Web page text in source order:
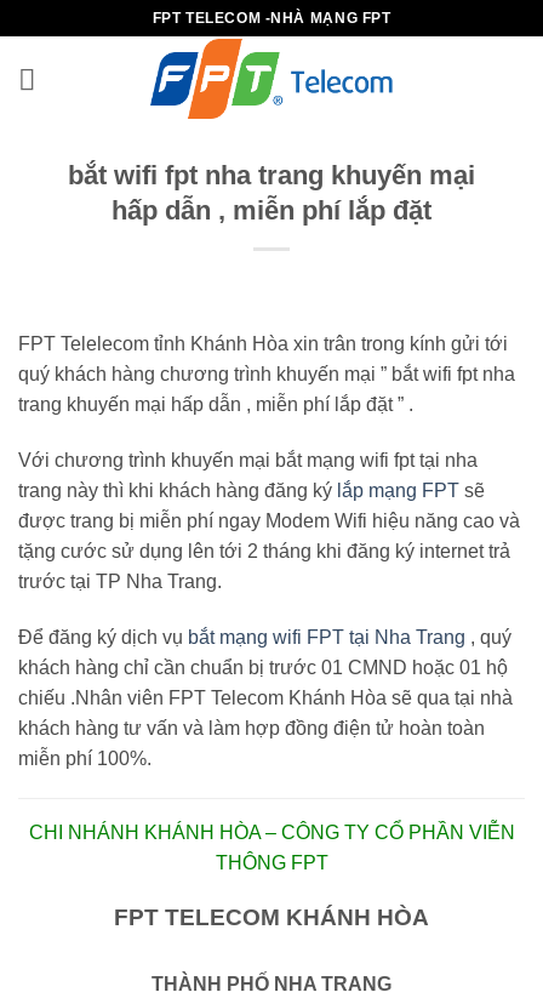
nội
FPT TELECOM -NHÀ MẠNG FPT
bắt wifi fpt nha trang khuyến mại
hấp dẫn , miễn phí lắp đặt
FPT Telelecom tỉnh Khánh Hòa xin trân trong kính gửi tới
quý khách hàng chương trình khuyến mại ” bắt wifi fpt nha
trang khuyến mại hấp dẫn , miễn phí lắp đặt ” .
Với chương trình khuyến mại bắt mạng wifi fpt tại nha
trang này thì khi khách hàng đăng ký lắp mạng FPT sẽ
được trang bị miễn phí ngay Modem Wifi hiệu năng cao và
tặng cước sử dụng lên tới 2 tháng khi đăng ký internet trả
trước tại TP Nha Trang.
Để đăng ký dịch vụ bắt mạng wifi FPT tại Nha Trang , quý
khách hàng chỉ cần chuẩn bị trước 01 CMND hoặc 01 hộ
chiếu .Nhân viên FPT Telecom Khánh Hòa sẽ qua tại nhà
khách hàng tư vấn và làm hợp đồng điện tử hoàn toàn
miễn phí 100%.
CHI NHÁNH KHÁNH HÒA – CÔNG TY CỔ PHẦN VIỄN
THÔNG FPT
FPT TELECOM KHÁNH HÒA
THÀNH PHỐ NHA TRANG